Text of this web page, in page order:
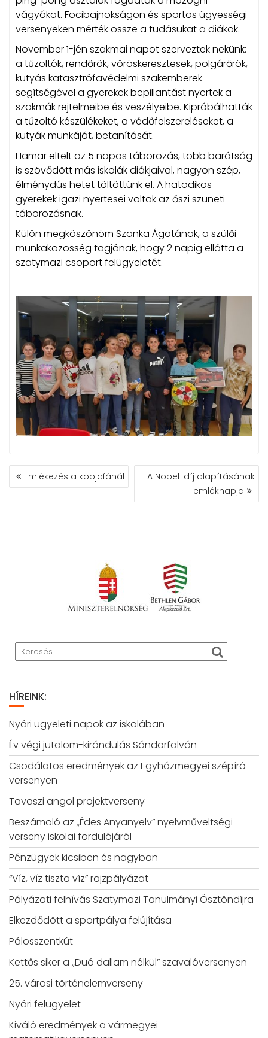
vágyókat. Focibajnokságon és sportos ügyességi
versenyeken mérték össze a tudásukat a diákok.
November 1-jén szakmai napot szerveztek nekünk:
a tűzoltók, rendőrök, vöröskeresztesek, polgárőrök,
kutyás katasztrófavédelmi szakemberek
segítségével a gyerekek bepillantást nyertek a
szakmák rejtelmeibe és veszélyeibe. Kipróbálhatták
a tűzoltó készülékeket, a védőfelszereléseket, a
kutyák munkáját, betanítását.
Hamar eltelt az 5 napos táborozás, több barátság
is szövődött más iskolák diákjaival, nagyon szép,
élménydús hetet töltöttünk el. A hatodikos
gyerekek igazi nyertesei voltak az őszi szüneti
táborozásnak.
Külön megköszönöm Szanka Ágotának, a szülői
munkaközösség tagjának, hogy 2 napig ellátta a
szatymazi csoport felügyeletét.
BEJEGYZÉS
NAVIGÁCIÓ
Emlékezés a kopjafánál
A Nobel-díj alapításának
emléknapja
HÍREINK:
Nyári ügyeleti napok az iskolában
Év végi jutalom-kirándulás Sándorfalván
Csodálatos eredmények az Egyházmegyei szépíró
versenyen
Tavaszi angol projektverseny
Beszámoló az „Édes Anyanyelv” nyelvműveltségi
verseny iskolai fordulójáról
Pénzügyek kicsiben és nagyban
“Víz, víz tiszta víz” rajzpályázat
Pályázati felhívás Szatymazi Tanulmányi Ösztöndíjra
Elkezdődött a sportpálya felújítása
Pálosszentkút
Kettős siker a „Duó dallam nélkül” szavalóversenyen
25. városi történelemverseny
Nyári felügyelet
Kiváló eredmények a vármegyei